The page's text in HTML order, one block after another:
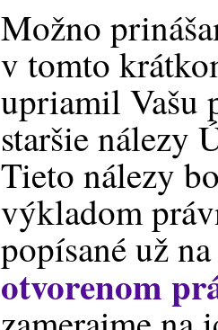
Možno
v tomto
upriamil Vašu
staršie nálezy
Tieto nálezy
výkladom
popísané už
otvorenom